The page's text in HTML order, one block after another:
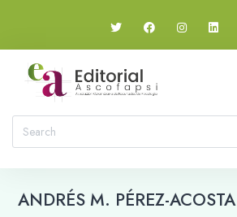
ANDRÉS M. PÉREZ-ACOSTA